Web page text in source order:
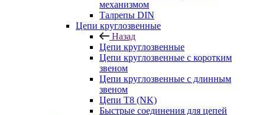
механизмом
Талрепы DIN
Цепи круглозвенные
Назад
Цепи круглозвенные
Цепи круглозвенные с коротким
звеном
Цепи круглозвенные с длинным
звеном
Цепи Т8 (NK)
Быстрые соединения для цепей